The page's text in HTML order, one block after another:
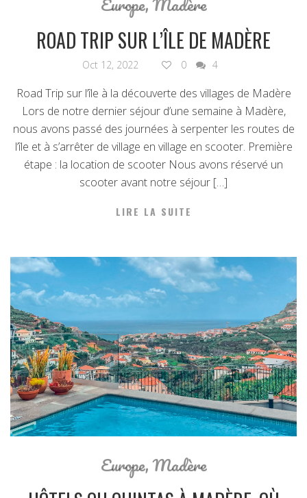
ROAD TRIP SUR L’ÎLE DE MADÈRE
Oct 12, 2022 0 4
Road Trip sur l’île à la découverte des villages de Madère
Lors de notre dernier séjour d’une semaine à Madère,
nous avons passé des journées à serpenter les routes de
l’île et à s’arrêter de village en village en scooter. Première
étape : la location de scooter Nous avons réservé un
scooter avant notre séjour […]
LIRE LA SUITE
Europe,Madère